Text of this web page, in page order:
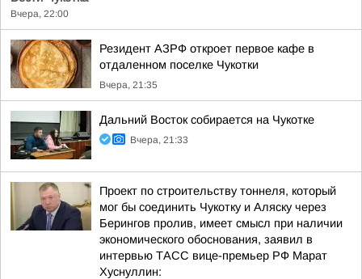
Вчера, 22:00
Резидент АЗРФ откроет первое кафе в
отдаленном поселке Чукотки
Вчера, 21:35
Дальний Восток собирается на Чукотке
Вчера, 21:33
Проект по строительству тоннеля, который
мог бы соединить Чукотку и Аляску через
Берингов пролив, имеет смысл при наличии
экономического обоснования, заявил в
интервью ТАСС вице-премьер РФ Марат
Хуснуллин: